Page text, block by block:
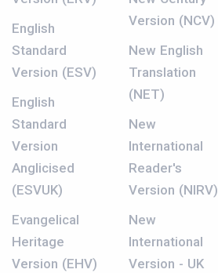
English
Standard
Version (ESV)
English
Standard
Version
Anglicised
(ESVUK)
Evangelical
Heritage
Version (EHV)
Version (NCV)
New English
Translation
(NET)
New
International
Reader's
Version (NIRV)
New
International
Version - UK